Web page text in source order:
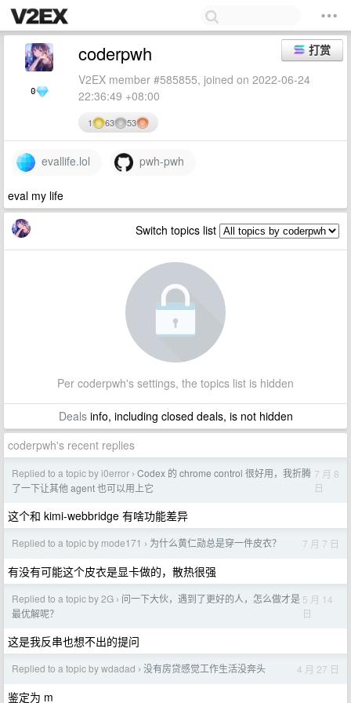
0
打赏
coderpwh
V2EX member #585855, joined on 2022-06-24
22:36:49 +08:00
1 63 53
evallife.lol pwh-pwh
eval my life
Switch topics list
Per coderpwh's settings, the topics list is hidden
Dealsinfo, including closed deals, is not hidden
coderpwh's recent replies
Replied to a topic by i0error › Codex 的 chrome control 很好用，我折腾
了一下让其他 agent 也可以用上它
7 月 8
日
这个和 kimi-webbridge 有啥功能差异
Replied to a topic by mode171 › 为什么黄仁勋总是穿一件皮衣？ 7 月 7 日
有没有可能这个皮衣是显卡做的，散热很强
Replied to a topic by 2G › 问一下大伙，遇到了更好的人，怎么做才是
最优解呢？
5 月 14
日
这是我反串也想不出的提问
Replied to a topic by wdadad › 没有房贷感觉工作生活没奔头 4 月 27 日
鉴定为 m